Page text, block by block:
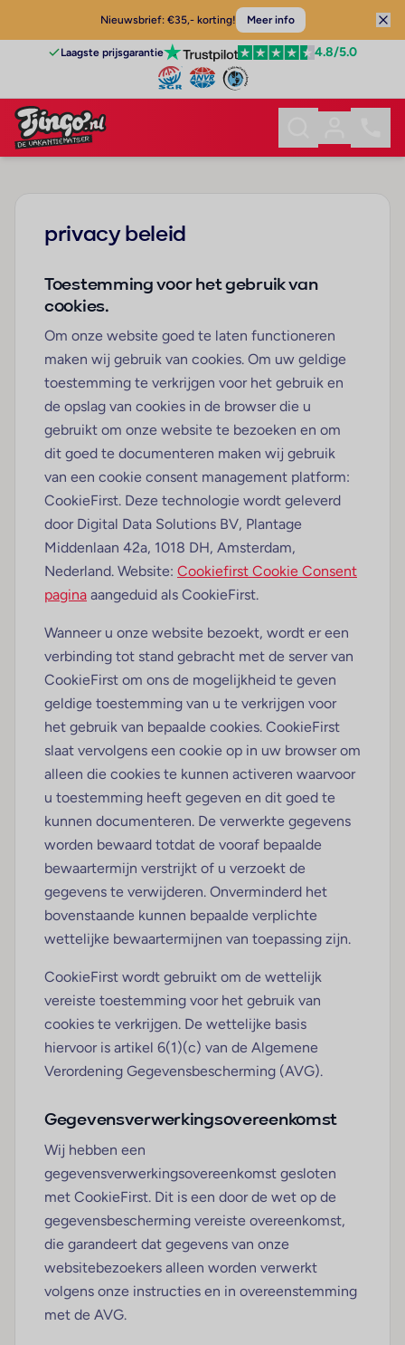
Nieuwsbrief: €35,- korting! Meer info
Laagste prijsgarantie 4.8/5.0
privacy beleid
Toestemming voor het gebruik van
cookies.
Om onze website goed te laten functioneren
maken wij gebruik van cookies. Om uw geldige
toestemming te verkrijgen voor het gebruik en
de opslag van cookies in de browser die u
gebruikt om onze website te bezoeken en om
dit goed te documenteren maken wij gebruik
van een cookie consent management platform:
CookieFirst. Deze technologie wordt geleverd
door Digital Data Solutions BV, Plantage
Middenlaan 42a, 1018 DH, Amsterdam,
Nederland. Website: Cookiefirst Cookie Consent
pagina aangeduid als CookieFirst.
Wanneer u onze website bezoekt, wordt er een
verbinding tot stand gebracht met de server van
CookieFirst om ons de mogelijkheid te geven
geldige toestemming van u te verkrijgen voor
het gebruik van bepaalde cookies. CookieFirst
slaat vervolgens een cookie op in uw browser om
alleen die cookies te kunnen activeren waarvoor
u toestemming heeft gegeven en dit goed te
kunnen documenteren. De verwerkte gegevens
worden bewaard totdat de vooraf bepaalde
bewaartermijn verstrijkt of u verzoekt de
gegevens te verwijderen. Onverminderd het
bovenstaande kunnen bepaalde verplichte
wettelijke bewaartermijnen van toepassing zijn.
CookieFirst wordt gebruikt om de wettelijk
vereiste toestemming voor het gebruik van
cookies te verkrijgen. De wettelijke basis
hiervoor is artikel 6(1)(c) van de Algemene
Verordening Gegevensbescherming (AVG).
Gegevensverwerkingsovereenkomst
Wij hebben een
gegevensverwerkingsovereenkomst gesloten
met CookieFirst. Dit is een door de wet op de
gegevensbescherming vereiste overeenkomst,
die garandeert dat gegevens van onze
websitebezoekers alleen worden verwerkt
volgens onze instructies en in overeenstemming
met de AVG.